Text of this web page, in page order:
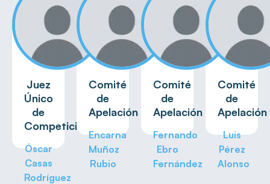
Juez
Único
de
Competición
Óscar
Casas
Rodríguez
Comité
de
Apelación
Encarna
Muñoz
Rubio
Comité
de
Apelación
Fernando
Ebro
Fernández
Comité
de
Apelación
Luis
Pérez
Alonso